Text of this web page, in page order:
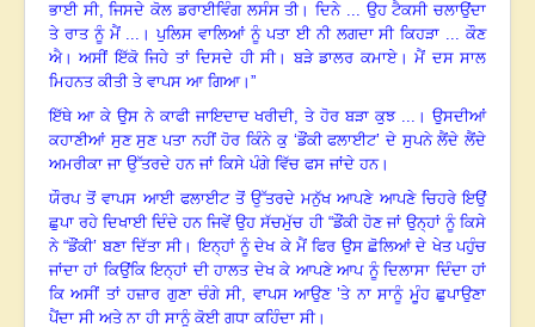
ਭਾਈ ਸੀ, ਜਿਸਦੇ ਕੋਲ ਡਰਾਈਵਿੰਗ ਲਸੰਸ ਤੀ।ਦਿਨੇ ... ਉਹ ਟੈਕਸੀ ਚਲਾਉਂਦਾ
ਤੇ ਰਾਤ ਨੂੰ ਮੈਂ ...। ਪੁਲਿਸ ਵਾਲਿਆਂ ਨੂੰ ਪਤਾ ਈ ਨੀ ਲਗਦਾ ਸੀ ਕਿਹੜਾ ... ਕੌਣ
ਐ।ਅਸੀਂ ਇੱਕੋ ਜਿਹੇ ਤਾਂ ਦਿਸਦੇ ਹੀ ਸੀ। ਬੜੇ ਡਾਲਰ ਕਮਾਏ। ਮੈਂ ਦਸ ਸਾਲ
ਮਿਹਨਤ ਕੀਤੀ ਤੇ ਵਾਪਸ ਆ ਗਿਆ। ”
ਇੱਥੇ ਆ ਕੇ ਉਸ ਨੇ ਕਾਫੀ ਜਾਇਦਾਦ ਖਰੀਦੀ,ਤੇ ਹੋਰ ਬੜਾ ਕੁਝ ... ।ਉਸਦੀਆਂ
ਕਹਾਣੀਆਂ ਸੁਣ ਸੁਣ ਪਤਾ ਨਹੀਂ ਹੋਰ ਕਿੰਨੇ ਕੁ ‘ਡੌਂਕੀ ਫਲਾਈਟ’ ਦੇ ਸੁਪਨੇ ਲੈਂਦੇ ਲੈਂਦੇ
ਅਮਰੀਕਾ ਜਾ ਉੱਤਰਦੇ ਹਨ ਜਾਂ ਕਿਸੇ ਪੰਗੇ ਵਿੱਚ ਫਸ ਜਾਂਦੇ ਹਨ।
ਯੌਰਪ ਤੋਂ ਵਾਪਸ ਆਈ ਫਲਾਈਟ ਤੋਂ ਉੱਤਰਦੇ ਮਨੁੱਖ ਆਪਣੇ ਆਪਣੇ ਚਿਹਰੇ ਇਉਂ
ਛੁਪਾ ਰਹੇ ਦਿਖਾਈ ਦਿੰਦੇ ਹਨ ਜਿਵੇਂ ਉਹ ਸੱਚਮੁੱਚ ਹੀ “ਡੌਂਕੀ ਹੋਣ ਜਾਂ ਉਨ੍ਹਾਂ ਨੂੰ ਕਿਸੇ
ਨੇ “ਡੌਂਕੀ’ ਬਣਾ ਦਿੱਤਾ ਸੀ।ਇਨ੍ਹਾਂ ਨੂੰ ਦੇਖ ਕੇ ਮੈਂ ਫਿਰ ਉਸ ਛੋਲਿਆਂ ਦੇ ਖੇਤ ਪਹੁੰਚ
ਜਾਂਦਾ ਹਾਂ ਕਿਉਂਕਿ ਇਨ੍ਹਾਂ ਦੀ ਹਾਲਤ ਦੇਖ ਕੇ ਆਪਣੇ ਆਪ ਨੂੰ ਦਿਲਾਸਾ ਦਿੰਦਾ ਹਾਂ
ਕਿ ਅਸੀਂ ਤਾਂ ਹਜ਼ਾਰ ਗੁਣਾ ਚੰਗੇ ਸੀ, ਵਾਪਸ ਆਉਣ ’ਤੇ ਨਾ ਸਾਨੂੰ ਮੂੰਹ ਛੁਪਾਉਣਾ
ਪੈਂਦਾ ਸੀ ਅਤੇ ਨਾ ਹੀ ਸਾਨੂੰ ਕੋਈ ਗਧਾ ਕਹਿੰਦਾ ਸੀ।